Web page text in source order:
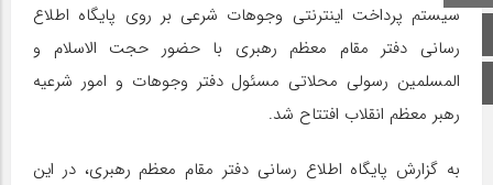
صفحه اصلی
اینستاگرام
سیستم پرداخت اینترنتی وجوهات شرعی بر روی پایگاه اطلاع
رسانی دفتر مقام معظم رهبری با حضور حجت الاسلام و
المسلمین رسولی محلاتی مسئول دفتر وجوهات و امور شرعیه
رهبر معظم انقلاب افتتاح شد.
به گزارش پایگاه اطلاع رسانی دفتر مقام معظم رهبری، در این